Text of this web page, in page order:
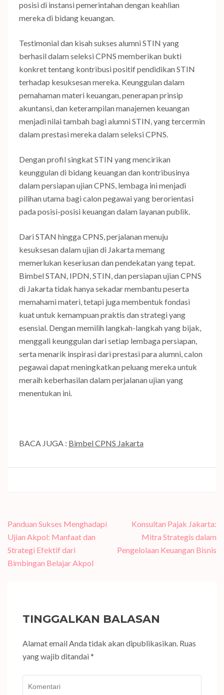
posisi di instansi pemerintahan dengan keahlian
mereka di bidang keuangan.
Testimonial dan kisah sukses alumni STIN yang
berhasil dalam seleksi CPNS memberikan bukti
konkret tentang kontribusi positif pendidikan STIN
terhadap kesuksesan mereka. Keunggulan dalam
pemahaman materi keuangan, penerapan prinsip
akuntansi, dan keterampilan manajemen keuangan
menjadi nilai tambah bagi alumni STIN, yang tercermin
dalam prestasi mereka dalam seleksi CPNS.
Dengan profil singkat STIN yang mencirikan
keunggulan di bidang keuangan dan kontribusinya
dalam persiapan ujian CPNS, lembaga ini menjadi
pilihan utama bagi calon pegawai yang berorientasi
pada posisi-posisi keuangan dalam layanan publik.
Dari STAN hingga CPNS, perjalanan menuju
kesuksesan dalam ujian di Jakarta memang
memerlukan keseriusan dan pendekatan yang tepat.
Bimbel STAN, IPDN, STIN, dan persiapan ujian CPNS
di Jakarta tidak hanya sekadar membantu peserta
memahami materi, tetapi juga membentuk fondasi
kuat untuk kemampuan praktis dan strategi yang
esensial. Dengan memilih langkah-langkah yang bijak,
menggali keunggulan dari setiap lembaga persiapan,
serta menarik inspirasi dari prestasi para alumni, calon
pegawai dapat meningkatkan peluang mereka untuk
meraih keberhasilan dalam perjalanan ujian yang
menentukan ini.
BACA JUGA : Bimbel CPNS Jakarta
Navigasi
pos
Panduan Sukses Menghadapi
Ujian Akpol: Manfaat dan
Strategi Efektif dari
Bimbingan Belajar Akpol
Konsultan Pajak Jakarta:
Mitra Strategis dalam
Pengelolaan Keuangan Bisnis
TINGGALKAN BALASAN
Alamat email Anda tidak akan dipublikasikan. Ruas
yang wajib ditandai*